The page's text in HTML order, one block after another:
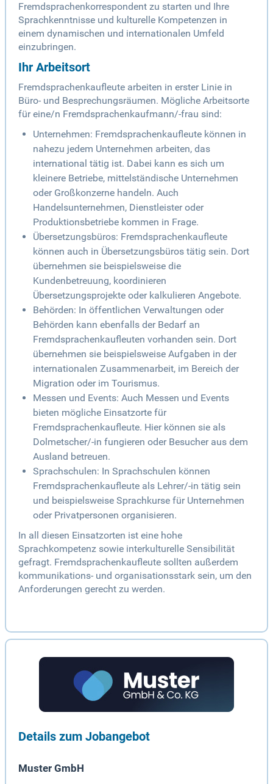
Fremdsprachenkorrespondent zu starten und Ihre
Sprachkenntnisse und kulturelle Kompetenzen in
einem dynamischen und internationalen Umfeld
einzubringen.
Ihr Arbeitsort
Fremdsprachenkaufleute arbeiten in erster Linie in
Büro- und Besprechungsräumen. Mögliche Arbeitsorte
für eine/n Fremdsprachenkaufmann/-frau sind:
Unternehmen: Fremdsprachenkaufleute können in
nahezu jedem Unternehmen arbeiten, das
international tätig ist. Dabei kann es sich um
kleinere Betriebe, mittelständische Unternehmen
oder Großkonzerne handeln. Auch
Handelsunternehmen, Dienstleister oder
Produktionsbetriebe kommen in Frage.
Übersetzungsbüros: Fremdsprachenkaufleute
können auch in Übersetzungsbüros tätig sein. Dort
übernehmen sie beispielsweise die
Kundenbetreuung, koordinieren
Übersetzungsprojekte oder kalkulieren Angebote.
Behörden: In öffentlichen Verwaltungen oder
Behörden kann ebenfalls der Bedarf an
Fremdsprachenkaufleuten vorhanden sein. Dort
übernehmen sie beispielsweise Aufgaben in der
internationalen Zusammenarbeit, im Bereich der
Migration oder im Tourismus.
Messen und Events: Auch Messen und Events
bieten mögliche Einsatzorte für
Fremdsprachenkaufleute. Hier können sie als
Dolmetscher/-in fungieren oder Besucher aus dem
Ausland betreuen.
Sprachschulen: In Sprachschulen können
Fremdsprachenkaufleute als Lehrer/-in tätig sein
und beispielsweise Sprachkurse für Unternehmen
oder Privatpersonen organisieren.
In all diesen Einsatzorten ist eine hohe
Sprachkompetenz sowie interkulturelle Sensibilität
gefragt. Fremdsprachenkaufleute sollten außerdem
kommunikations- und organisationsstark sein, um den
Anforderungen gerecht zu werden.
Details zum Jobangebot
Muster GmbH